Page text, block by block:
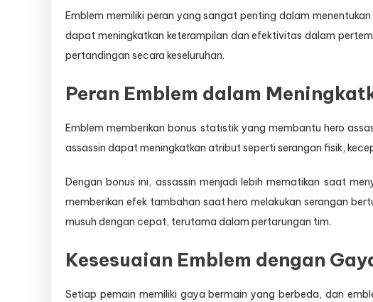
Emblem memiliki peran yang sangat penting dalam
dapat meningkatkan keterampilan dan efektivitas dalam
pertandingan secara keseluruhan.
Peran Emblem dalam
Emblem memberikan bonus statistik yang membantu hero
assassin dapat meningkatkan atribut seperti serangan fisik,
Dengan bonus ini, assassin menjadi lebih mematikan saat
memberikan efek tambahan saat hero melakukan serangan
musuh dengan cepat, terutama dalam pertarungan tim.
Kesesuaian Emblem dengan
Setiap pemain memiliki gaya bermain yang berbeda, dan